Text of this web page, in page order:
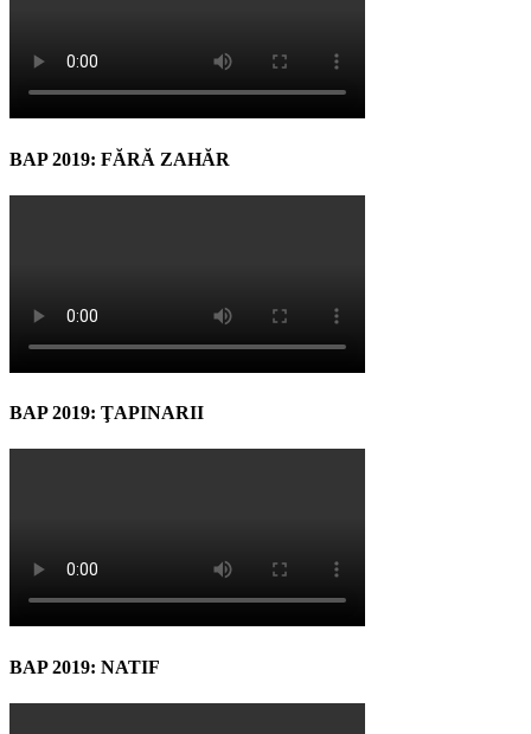
BAP 2019: FĂRĂ ZAHĂR
BAP 2019: ŢAPINARII
BAP 2019: NATIF